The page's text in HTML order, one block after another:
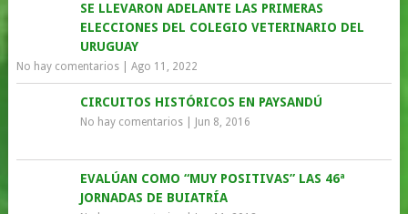
SE LLEVARON ADELANTE LAS PRIMERAS
ELECCIONES DEL COLEGIO VETERINARIO DEL
URUGUAY
No hay comentarios| Ago 11, 2022
CIRCUITOS HISTÓRICOS EN PAYSANDÚ
No hay comentarios| Jun 8, 2016
EVALÚAN COMO “MUY POSITIVAS” LAS 46ª
JORNADAS DE BUIATRÍA